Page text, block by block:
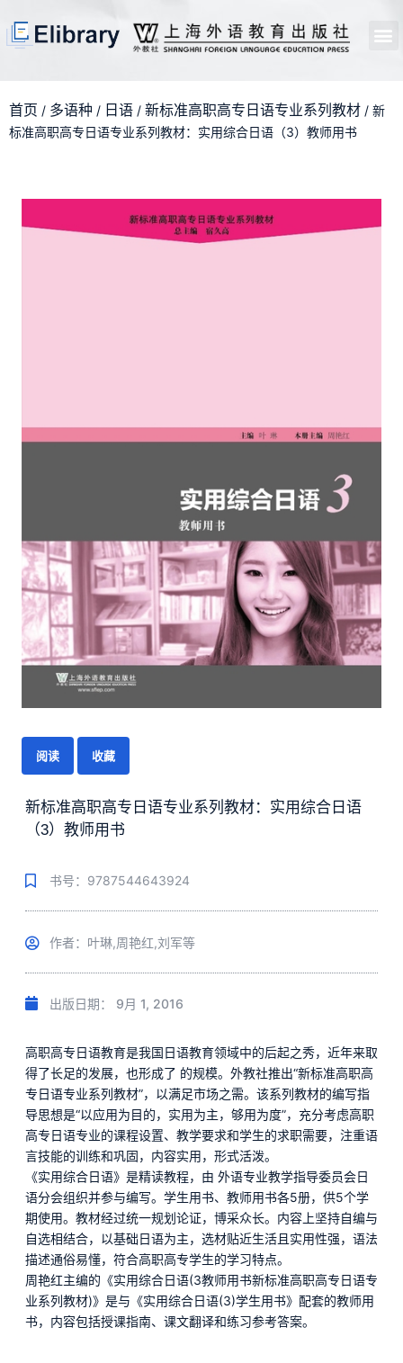
首页 / 多语种 / 日语 / 新标准高职高专日语专业系列教材 / 新
标准高职高专日语专业系列教材：实用综合日语（3）教师用书
阅读 收藏
新标准高职高专日语专业系列教材：实用综合日语
（3）教师用书
书号：9787544643924
作者：叶琳,周艳红,刘军等
出版日期： 9月 1, 2016
高职高专日语教育是我国日语教育领域中的后起之秀，近年来取
得了长足的发展，也形成了 的规模。外教社推出“新标准高职高
专日语专业系列教材”，以满足市场之需。该系列教材的编写指
导思想是“以应用为目的，实用为主，够用为度”，充分考虑高职
高专日语专业的课程设置、教学要求和学生的求职需要，注重语
言技能的训练和巩固，内容实用，形式活泼。
《实用综合日语》是精读教程，由 外语专业教学指导委员会日
语分会组织并参与编写。学生用书、教师用书各5册，供5个学
期使用。教材经过统一规划论证，博采众长。内容上坚持自编与
自选相结合，以基础日语为主，选材贴近生活且实用性强，语法
描述通俗易懂，符合高职高专学生的学习特点。
周艳红主编的《实用综合日语(3教师用书新标准高职高专日语专
业系列教材)》是与《实用综合日语(3)学生用书》配套的教师用
书，内容包括授课指南、课文翻译和练习参考答案。